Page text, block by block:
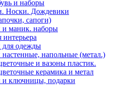
и наборы
Носки. Дождевики
сапоги)
и маник. наборы
одежды
напольные (метал.)
и вазоны пластик.
керамика и метал
ключницы, подарки